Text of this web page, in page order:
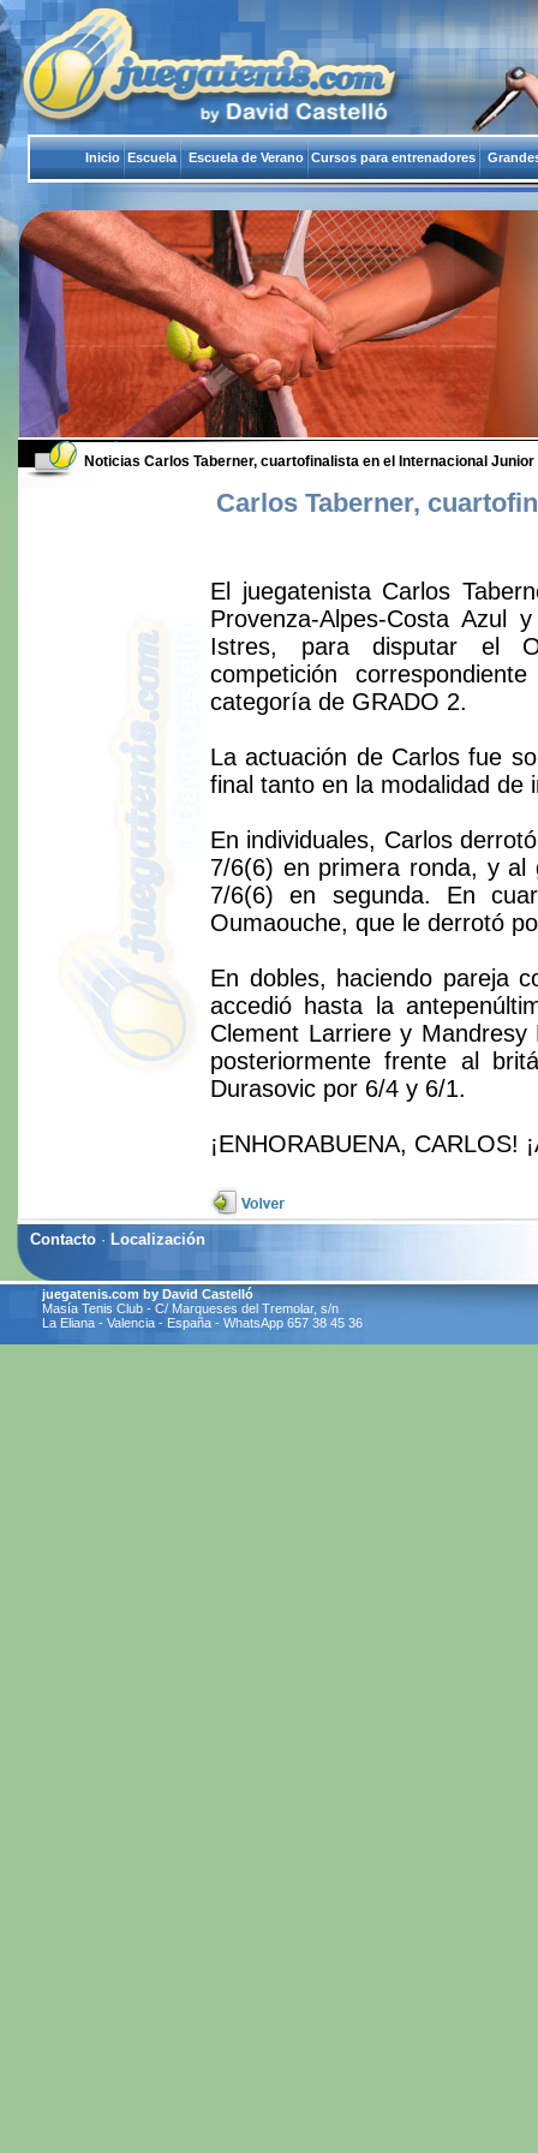
Inicio Escuela Escuela de Verano Cursos para entrenadores
Noticias Carlos Taberner, cuartofinalista en el Internacional
Carlos Taberner,
El juegatenista Carlos
Provenza-Alpes-Costa Azul
Istres, para disputar el
competición
categoría de GRADO 2.
La actuación de Carlos fue
final tanto en la modalidad de
En individuales, Carlos
7/6(6) en primera ronda, y
7/6(6) en segunda. En
Oumaouche, que le derrotó
En dobles, haciendo pareja
accedió hasta la
Clement Larriere y
posteriormente frente al
Durasovic por 6/4 y 6/1.
¡ENHORABUENA, CARLOS!
Contacto · Localización
juegatenis.com by David Castelló
Masía Tenis Club - C/ Marqueses del Tremolar, s/n
La Eliana - Valencia - España - WhatsApp 657 38 45 36